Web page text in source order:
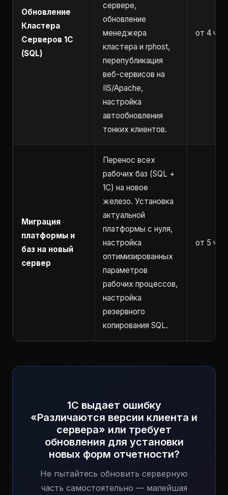
Обновление
Кластера
Серверов 1С
(SQL)
сервере,
обновление
менеджера
кластера и rphost,
перепубликация
веб-сервисов на
IIS/Apache,
настройка
автообновления
тонких клиентов.
от 4
Миграция
платформы и
баз на новый
сервер
Перенос всех
рабочих баз (SQL +
1C) на новое
железо. Установка
актуальной
платформы с нуля,
настройка
оптимизированных
параметров
рабочих процессов,
настройка
резервного
копирования SQL.
от 5
1С выдает ошибку
«Различаются версии клиента и
сервера» или требует
обновления для установки
новых форм отчетности?
Не пытайтесь обновить серверную
часть самостоятельно — малейшая